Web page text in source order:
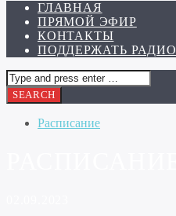
ГЛАВНАЯ
ПРЯМОЙ ЭФИР
КОНТАКТЫ
ПОДДЕРЖАТЬ РАДИО
Расписание